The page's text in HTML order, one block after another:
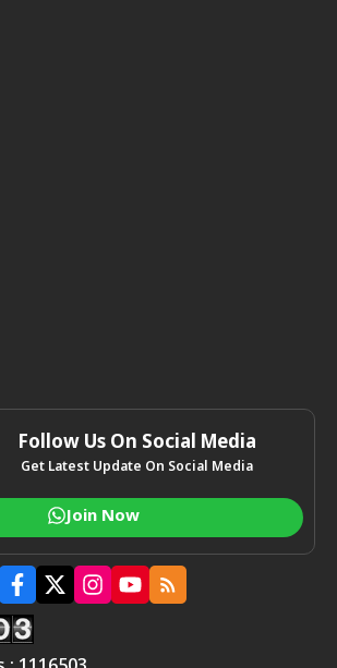
Follow Us On Social Media
Get Latest Update On Social Media
Join Now